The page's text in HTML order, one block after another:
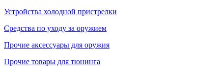
Устройства холодной пристрелки
Средства по уходу за оружием
Прочие аксессуары для оружия
Прочие товары для тюнинга